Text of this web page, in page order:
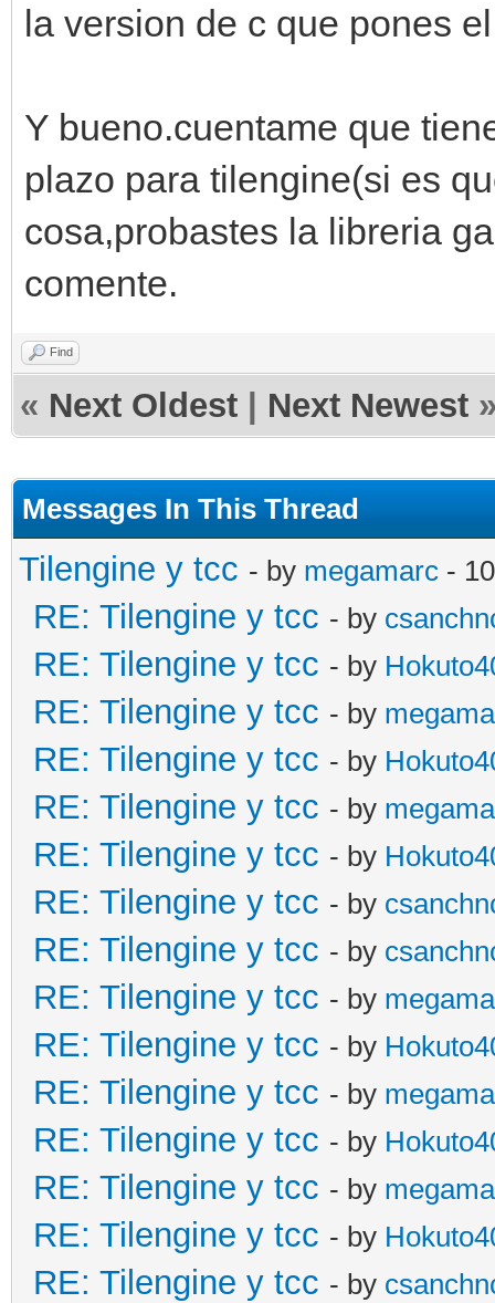
la version de c que pones
Y bueno.cuentame que
plazo para tilengine(si es
cosa,probastes la libreria
comente.
Find
« Next Oldest Next Newest
Messages In This Thread
Tilengine y tcc - by megamarc -
RE: Tilengine y tcc - by
RE: Tilengine y tcc - by
RE: Tilengine y tcc - by
RE: Tilengine y tcc - by
RE: Tilengine y tcc - by
RE: Tilengine y tcc - by
RE: Tilengine y tcc - by
RE: Tilengine y tcc - by
RE: Tilengine y tcc - by
RE: Tilengine y tcc - by
RE: Tilengine y tcc - by
RE: Tilengine y tcc - by
RE: Tilengine y tcc - by
RE: Tilengine y tcc - by
RE: Tilengine y tcc - by